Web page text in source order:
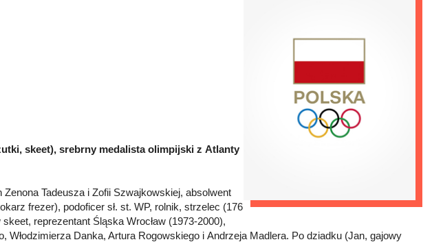
skeet), srebrny medalista olimpijski z Atlanty
Tadeusza i Zofii Szwajkowskiej, absolwent
frezer), podoficer sł. st. WP, rolnik, strzelec (176
reprezentant Śląska Wrocław (1973-2000),
Włodzimierza Danka, Artura Rogowskiego i Andrzeja Madlera. Po dziadku (Jan, gajowy